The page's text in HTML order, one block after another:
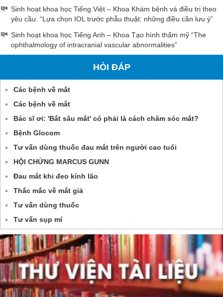
Sinh hoạt khoa học Tiếng Việt – Khoa Khám bệnh và điều trị theo
yêu cầu: “Lựa chọn IOL trước phẫu thuật: những điều cần lưu ý”
Sinh hoạt khoa học Tiếng Anh – Khoa Tạo hình thẩm mỹ “The
ophthalmology of intracranial vascular abnormalities”
HỎI ĐÁP
Các bệnh về mắt
Các bệnh về mắt
Bác sĩ ơi: 'Bắt sâu mắt' có phải là cách chăm sóc mắt?
Bệnh Glocom
Tư vấn dùng thuốc đau mắt trên người cao tuổi
HỘI CHỨNG MARCUS GUNN
Đau mắt khi đeo kính lão
Thắc mắc về mắt giả
Tư vấn dùng thuốc
Tư vấn sụp mí